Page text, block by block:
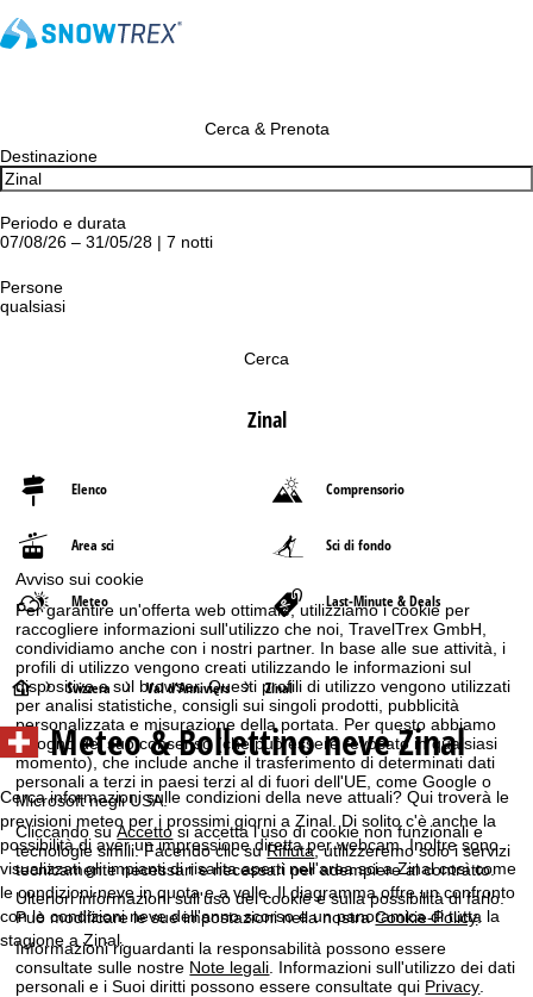
Avviso sui cookie
Per garantire un'offerta web ottimale, utilizziamo i cookie per
raccogliere informazioni sull'utilizzo che noi, TravelTrex GmbH,
condividiamo anche con i nostri partner. In base alle sue attività, i
profili di utilizzo vengono creati utilizzando le informazioni sul
dispositivo e sul browser. Questi profili di utilizzo vengono utilizzati
per analisi statistiche, consigli sui singoli prodotti, pubblicità
personalizzata e misurazione della portata. Per questo abbiamo
bisogno del suo consenso (che può essere revocato in qualsiasi
momento), che include anche il trasferimento di determinati dati
personali a terzi in paesi terzi al di fuori dell'UE, come Google o
Microsoft negli USA.
Cliccando suAccettosi accetta l'uso di cookie non funzionali e
tecnologie simili. Facendo clic suRifiuta, utilizzeremo solo i servizi
tecnicamente necessari e necessari per adempiere al contratto.
Ulteriori informazioni sull'uso dei cookie e sulla possibilità di farlo.
Può modificare le sue impostazioni nella nostraCookie-Policy.
Informazioni riguardanti la responsabilità possono essere
consultate sulle nostre Note legali . Informazioni sull'utilizzo dei dati
personali e i Suoi diritti possono essere consultate qui Privacy
Cerca & Prenota
Destinazione
Periodo e durata
07/08/26 – 31/05/28 | 7 notti
Persone
qualsiasi
Cerca
Zinal
Elenco Comprensorio
Area sci Sci di fondo
Meteo Last-Minute & Deals
H
o
m
e
p
a
g
Svizzera Val d'Anniviers Zinal
Meteo & Bollettino neve Zinal
Cerca informazioni sulle condizioni della neve attuali? Qui troverà le
previsioni meteo per i prossimi giorni a Zinal. Di solito c'è anche la
possibilità di aver un impressione diretta per webcam. Inoltre sono
visualizzati gli impianti di risalita aperti nell'area sci a Zinal così come
le condizioni neve in quota e a valle. Il diagramma offre un confronto
con le condizioni neve dell'anno scorso e un panoramica di tutta la
stagione a Zinal.